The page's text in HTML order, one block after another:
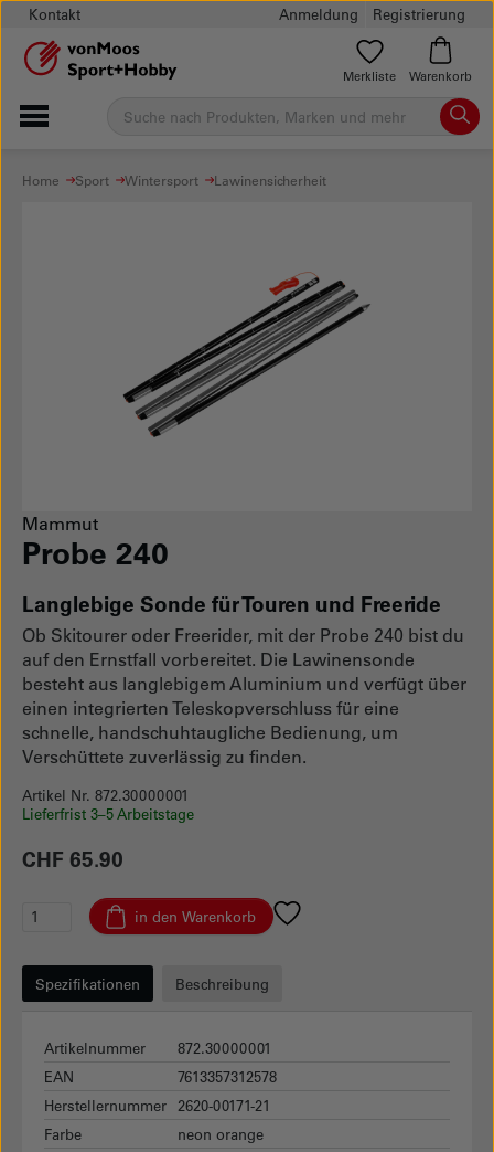
Kontakt Anmeldung Registrierung
Merkliste Warenkorb
Home Sport Wintersport Lawinensicherheit
Mammut
Probe 240
Langlebige Sonde für Touren und Freeride
Ob Skitourer oder Freerider, mit der Probe 240 bist du
auf den Ernstfall vorbereitet. Die Lawinensonde
besteht aus langlebigem Aluminium und verfügt über
einen integrierten Teleskopverschluss für eine
schnelle, handschuhtaugliche Bedienung, um
Verschüttete zuverlässig zu finden.
Artikel Nr. 872.30000001
Lieferfrist 3–5 Arbeitstage
CHF 65.90
in den Warenkorb
Spezifikationen Beschreibung
Artikelnummer
872.30000001
EAN
7613357312578
Herstellernummer
2620-00171-21
Farbe
neon orange